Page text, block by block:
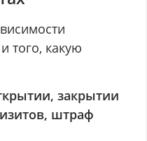
того, какую
закрытии
штраф